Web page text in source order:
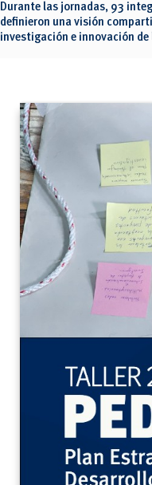
Durante las jornadas, 93
definieron una visión
investigación e innovación de